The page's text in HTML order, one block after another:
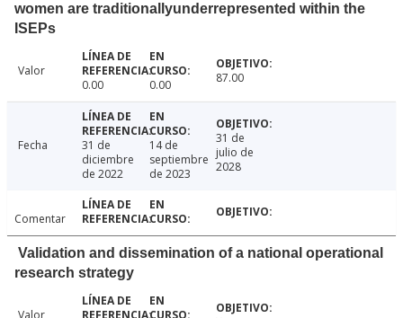
women are traditionallyunderrepresented within the
ISEPs
Valor
0.00
0.00 87.00
Fecha
31 de
diciembre
de 2022
14 de
septiembre
de 2023
31 de
julio de
2028
Comentar
Validation and dissemination of a national operational
research strategy